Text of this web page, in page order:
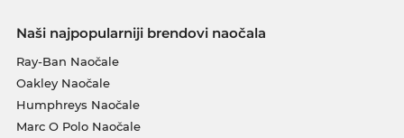
Naši najpopularniji brendovi naočala
Ray-Ban Naočale
Oakley Naočale
Humphreys Naočale
Marc O Polo Naočale